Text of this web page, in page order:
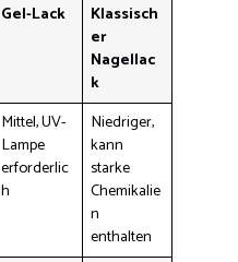
Gel-Lack
Klassisch
er
Nagellac
k
Mittel, UV-
Lampe
erforderlic
h
Niedriger,
kann
starke
Chemikalie
n
enthalten